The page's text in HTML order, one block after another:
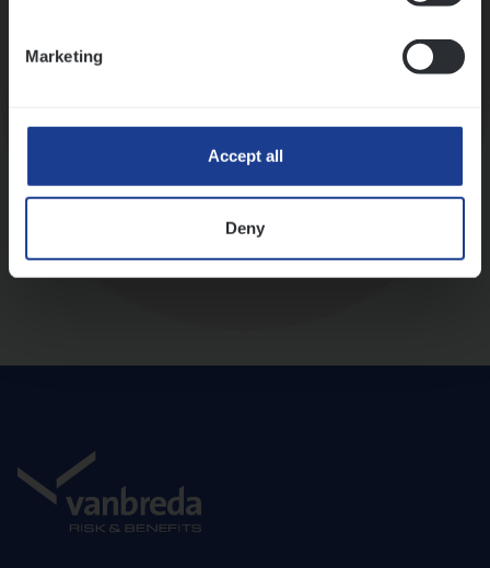
Marketing
Accept all
Deny